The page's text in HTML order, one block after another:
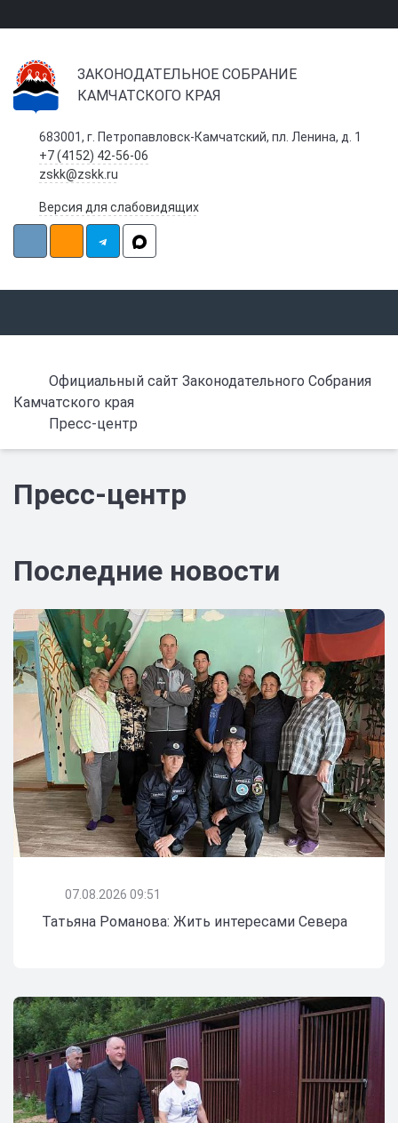
ЗАКОНОДАТЕЛЬНОЕ СОБРАНИЕ
КАМЧАТСКОГО КРАЯ
683001, г. Петропавловск-Камчатский, пл. Ленина, д. 1
+7 (4152) 42-56-06
zskk@zskk.ru
Версия для слабовидящих
Официальный сайт Законодательного Собрания
Камчатского края
Пресс-центр
Пресс-центр
Последние новости
07.08.2026 09:51
Татьяна Романова: Жить интересами Севера